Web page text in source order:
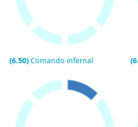
(6.50) Comando infernal